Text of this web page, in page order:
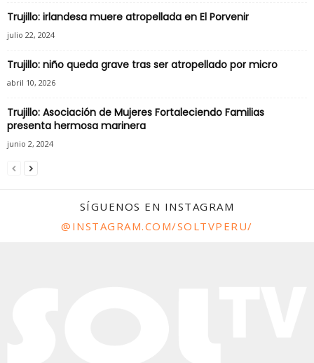
Trujillo: irlandesa muere atropellada en El Porvenir
julio 22, 2024
Trujillo: niño queda grave tras ser atropellado por micro
abril 10, 2026
Trujillo: Asociación de Mujeres Fortaleciendo Familias
presenta hermosa marinera
junio 2, 2024
SÍGUENOS EN INSTAGRAM
@INSTAGRAM.COM/SOLTVPERU/